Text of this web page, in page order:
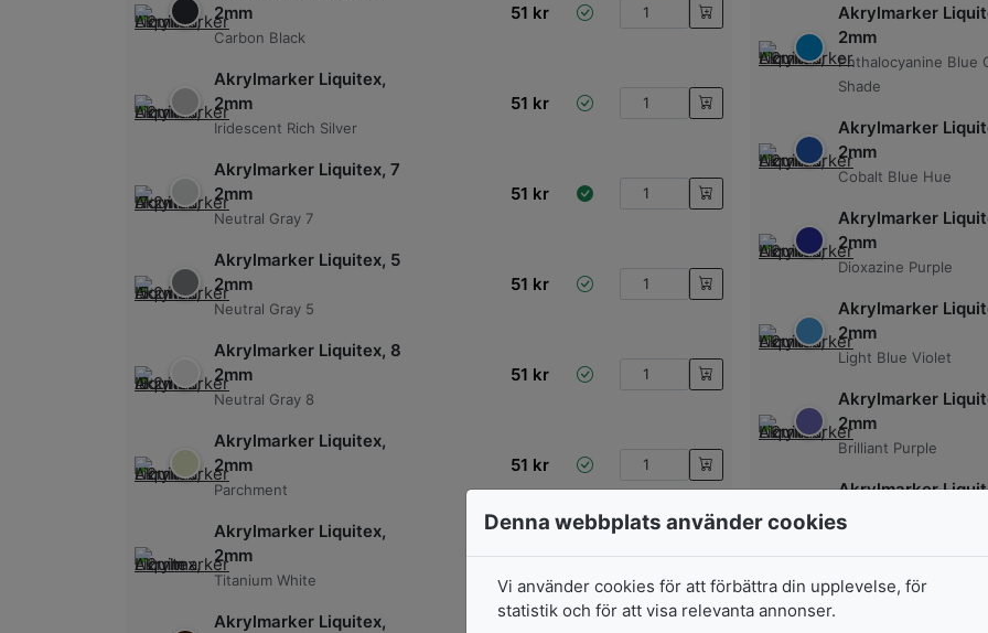
2mm
Carbon Black
51 kr
Akrylmarker Liquitex,
2mm
Iridescent Rich Silver
51 kr
Akrylmarker Liquitex, 7
2mm
Neutral Gray 7
51 kr
Akrylmarker Liquitex, 5
2mm
Neutral Gray 5
51 kr
Akrylmarker Liquitex, 8
2mm
Neutral Gray 8
51 kr
Akrylmarker Liquitex,
2mm
Parchment
51 kr
Akrylmarker Liquitex,
2mm
Titanium White
51kr
Akrylmarker Liquitex,
Akrylmarker
2mm
Phthalocyanine Blue
Shade
Akrylmarker
2mm
Cobalt Blue Hue
Akrylmarker
2mm
Dioxazine Purple
Akrylmarker
2mm
Light Blue Violet
Akrylmarker
2mm
Brilliant Purple
Akrylmarker
2mm
Akrylmarker
Denna webbplats använder cookies
Vi använder cookies för att förbättra din upplevelse, för
statistik och för att visa relevanta annonser.